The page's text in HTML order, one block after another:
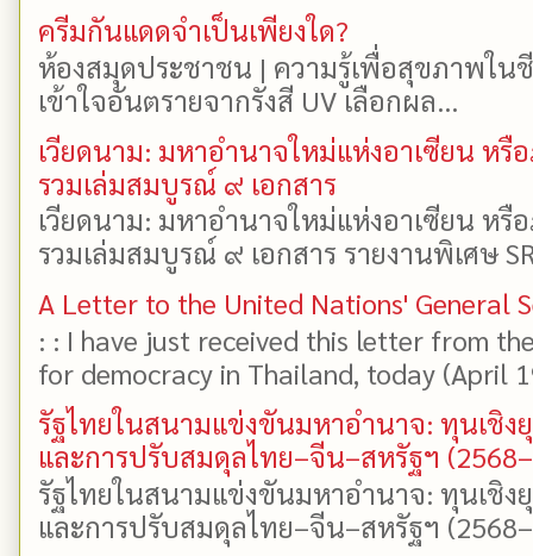
ครีมกันแดดจำเป็นเพียงใด?
ห้องสมุดประชาชน | ความรู้เพื่อสุขภาพใน
เข้าใจอันตรายจากรังสี UV เลือกผล...
เวียดนาม: มหาอำนาจใหม่แห่งอาเซียน ห
รวมเล่มสมบูรณ์ ๙ เอกสาร
เวียดนาม: มหาอำนาจใหม่แห่งอาเซียน ห
รวมเล่มสมบูรณ์ ๙ เอกสาร รายงานพิเศษ
A Letter to the United Nations' General
: : I have just received this letter from
for democracy in Thailand, today (April
รัฐไทยในสนามแข่งขันมหาอำนาจ: ทุนเชิง
และการปรับสมดุลไทย–จีน–สหรัฐฯ
รัฐไทยในสนามแข่งขันมหาอำนาจ: ทุนเชิง
และการปรับสมดุลไทย–จีน–สหรัฐฯ